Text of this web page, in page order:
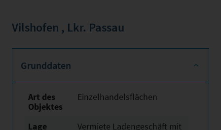
Vilshofen , Lkr. Passau
Grunddaten
Art des
Objektes
Einzelhandelsflächen
Lage
Vermiete Ladengeschäft mit